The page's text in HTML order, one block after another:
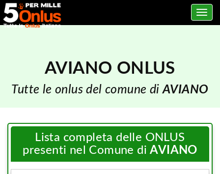
Toggle
AVIANO ONLUS
Tutte le onlus del comune diAVIANO
Lista completa delle ONLUS
presenti nel Comune diAVIANO